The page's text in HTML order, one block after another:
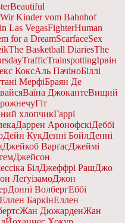
Beautiful
Kinder vom Bahnhof
Las VegasFighterHuman
for a DreamScarfaceSex
The Basketball DiariesThe
TrafficTrainspottingІрвін
КоксАль ПачіноБіллі
МерфіБраян Де
Ваїна ДжокантеВищий
Гіт
хлопчикГаррі
Даррен АронофскіДеббі
Дейн КукДенні БойлДенні
Джейкоб ВарґасДжеймі
Джейсон
БілДжеффрі РашДжо
ЛеґуізамоДжон
Донні ВолбергЕббі
Еллен БаркінЕллен
Жан ДюжарденЖан